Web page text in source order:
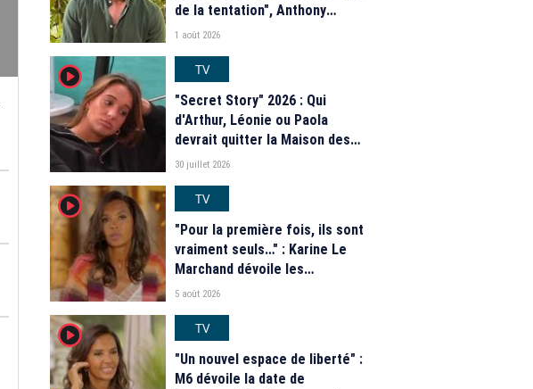
de la tentation", Anthony
Matéo, Jade Leboeuf... Le
de la télé-réalité de W9
1 août 2026
player2
TV
"Secret Story" 2026 : Qui
d'Arthur, Léonie ou Paola
devrait quitter la Maison des
secrets ce soir ? Les
30 juillet 2026
player2
TV
"Pour la première fois, ils sont
vraiment seuls…" : Karine Le
Marchand dévoile les
nouveautés des speed dating
2026
5 août 2026
player2
TV
"Un nouvel espace de liberté" :
M6 dévoile la date de